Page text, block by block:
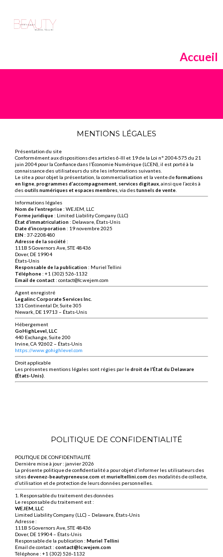
Accueil
MENTIONS LÉGALES
Présentation du site
Conformément aux dispositions des articles 6-III et 19 de la Loi n° 2004-575 du 21
juin 2004 pour la Confiance dans l’Économie Numérique (LCEN), il est porté à la
connaissance des utilisateurs du site les informations suivantes.
Le site a pour objet la présentation, la commercialisation et la vente deformations
en ligne programmes d’accompagnement services digitaux , ainsi que l’accès à
desoutils numériques et espaces membres , via destunnels de vente
Informations légales
Nom de l’entreprise: WEJEM, LLC
Forme juridique: Limited Liability Company (LLC)
État d’immatriculation : Delaware, États-Unis
Date d’incorporation : 19 novembre 2025
EIN : 37-2208480
Adresse de la société:
111B S Governors Ave, STE 48436
Dover, DE 19904
États-Unis
Responsable de la publication : Muriel Tellini
Téléphone: +1 (302) 526-1132
Email de contact: contact@lc.wejem.com
Agent enregistré
Legalinc Corporate Services Inc.
131 Continental Dr, Suite 305
Newark, DE 19713 – États-Unis
Hébergement
GoHighLevel, LLC
440 Exchange, Suite 200
Irvine, CA 92602 – États-Unis
https://www.gohighlevel.com
Droit applicable
Les présentes mentions légales sont régies par ledroit de l’État du Delaware
(États-Unis)
POLITIQUE DE CONFIDENTIALITÉ
POLITIQUE DE CONFIDENTIALITÉ
Dernière mise à jour : janvier 2026
La présente politique de confidentialité a pour objet d’informer les utilisateurs des
sitesdevenez-beautypreneuse.com etmurieltellini.com des modalités de collecte,
d’utilisation et de protection de leurs données personnelles.
1. Responsable du traitement des données
Le responsable du traitement est :
WEJEM, LLC
Limited Liability Company (LLC) – Delaware, États-Unis
Adresse :
111B S Governors Ave, STE 48436
Dover, DE 19904 – États-Unis
Responsable de la publication : Muriel Tellini
Email de contact : contact@lc.wejem.com
Téléphone : +1 (302) 526-1132